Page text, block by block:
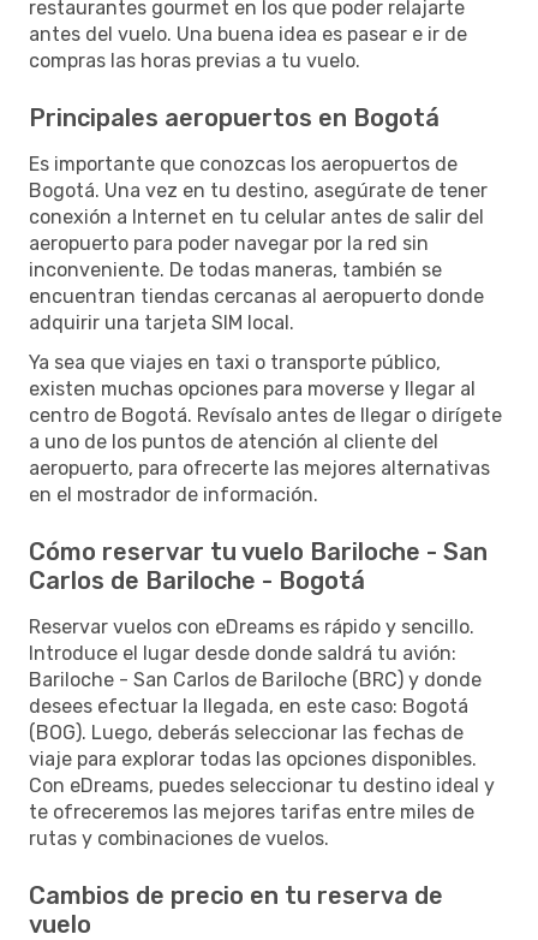
restaurantes gourmet en los que poder relajarte
antes del vuelo. Una buena idea es pasear e ir de
compras las horas previas a tu vuelo.
Principales aeropuertos en Bogotá
Es importante que conozcas los aeropuertos de
Bogotá. Una vez en tu destino, asegúrate de tener
conexión a Internet en tu celular antes de salir del
aeropuerto para poder navegar por la red sin
inconveniente. De todas maneras, también se
encuentran tiendas cercanas al aeropuerto donde
adquirir una tarjeta SIM local.
Ya sea que viajes en taxi o transporte público,
existen muchas opciones para moverse y llegar al
centro de Bogotá. Revísalo antes de llegar o dirígete
a uno de los puntos de atención al cliente del
aeropuerto, para ofrecerte las mejores alternativas
en el mostrador de información.
Cómo reservar tu vuelo Bariloche - San
Carlos de Bariloche - Bogotá
Reservar vuelos con eDreams es rápido y sencillo.
Introduce el lugar desde donde saldrá tu avión:
Bariloche - San Carlos de Bariloche (BRC) y donde
desees efectuar la llegada, en este caso: Bogotá
(BOG). Luego, deberás seleccionar las fechas de
viaje para explorar todas las opciones disponibles.
Con eDreams, puedes seleccionar tu destino ideal y
te ofreceremos las mejores tarifas entre miles de
rutas y combinaciones de vuelos.
Cambios de precio en tu reserva de
vuelo